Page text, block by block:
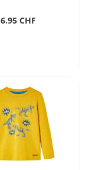
6.95 CHF